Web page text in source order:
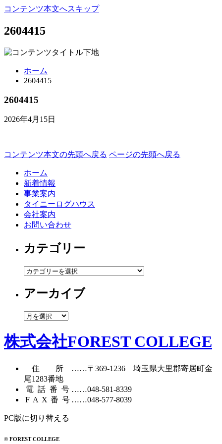
コンテンツ本文へスキップ
2604415
ホーム
2604415
2604415
2026年4月15日
コンテンツ本文の先頭へ戻る ページの先頭へ戻る
ホーム
新着情報
事業案内
タイニーログハウス
会社案内
お問い合わせ
カテゴリー
カ
ゴ
ー
アーカイブ
ア
カ
イ
株式会社FOREST COLLEGE
住所……〒369-1236 埼玉県大里郡寄居町金
尾1283番地
電話番号……048-581-8339
FAX番号……048-577-8039
PC版に切り替える
© FOREST COLLEGE